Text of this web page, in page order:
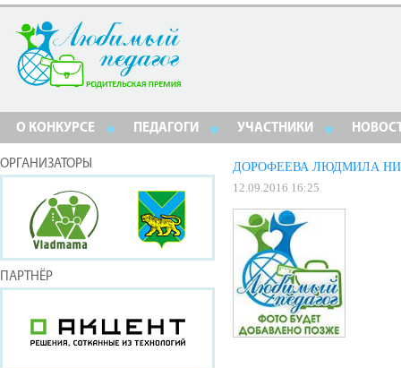
О КОНКУРСЕ ПЕДАГОГИ УЧАСТНИКИ
ОРГАНИЗАТОРЫ
ПАРТНЁР
ДОРОФЕЕВА ЛЮДМИЛА
12.09.2016 16:25